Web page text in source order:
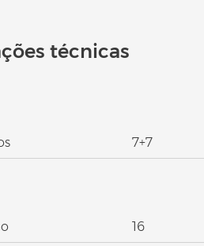
técnicas
7+7
16